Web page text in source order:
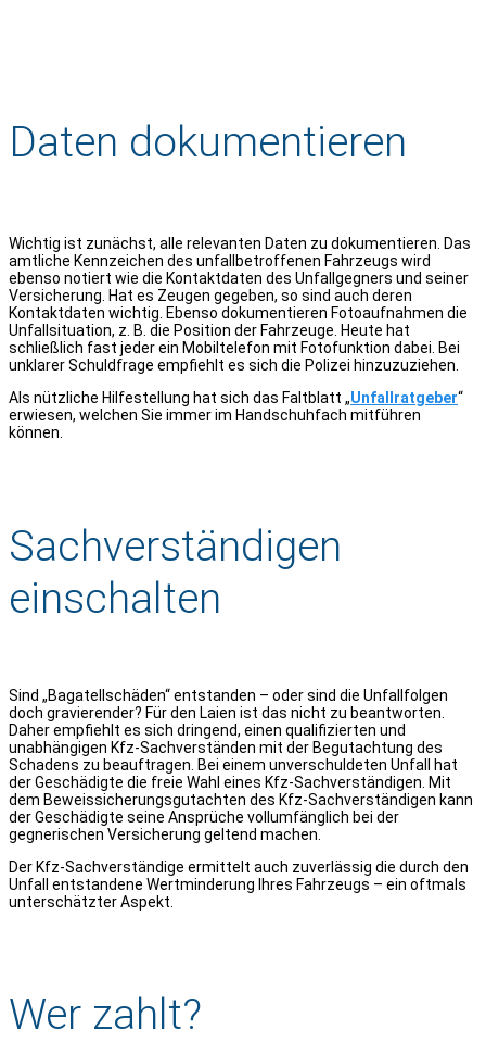
Daten dokumentieren
Wichtig ist zunächst, alle relevanten Daten zu dokumentieren. Das
amtliche Kennzeichen des unfallbetroffenen Fahrzeugs wird
ebenso notiert wie die Kontaktdaten des Unfallgegners und seiner
Versicherung. Hat es Zeugen gegeben, so sind auch deren
Kontaktdaten wichtig. Ebenso dokumentieren Fotoaufnahmen die
Unfallsituation, z. B. die Position der Fahrzeuge. Heute hat
schließlich fast jeder ein Mobiltelefon mit Fotofunktion dabei. Bei
unklarer Schuldfrage empfiehlt es sich die Polizei hinzuzuziehen.
Als nützliche Hilfestellung hat sich das Faltblatt „Unfallratgeber“
erwiesen, welchen Sie immer im Handschuhfach mitführen
können.
Sachverständigen
einschalten
Sind „Bagatellschäden“ entstanden – oder sind die Unfallfolgen
doch gravierender? Für den Laien ist das nicht zu beantworten.
Daher empfiehlt es sich dringend, einen qualifizierten und
unabhängigen Kfz-Sachverständen mit der Begutachtung des
Schadens zu beauftragen. Bei einem unverschuldeten Unfall hat
der Geschädigte die freie Wahl eines Kfz-Sachverständigen. Mit
dem Beweissicherungsgutachten des Kfz-Sachverständigen kann
der Geschädigte seine Ansprüche vollumfänglich bei der
gegnerischen Versicherung geltend machen.
Der Kfz-Sachverständige ermittelt auch zuverlässig die durch den
Unfall entstandene Wertminderung Ihres Fahrzeugs – ein oftmals
unterschätzter Aspekt.
Wer zahlt?